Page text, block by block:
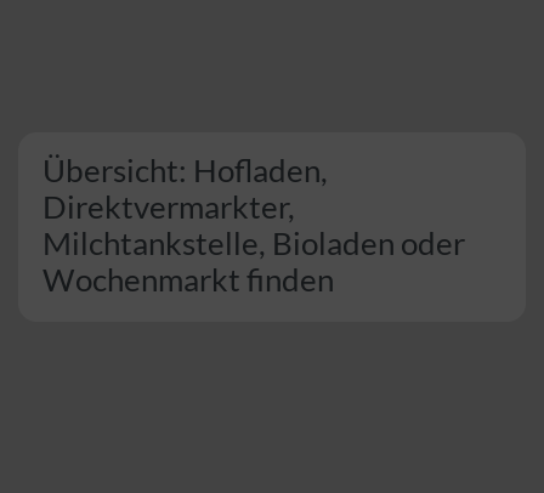
Übersicht: Hofladen,
Direktvermarkter,
Milchtankstelle, Bioladen oder
Wochenmarkt finden